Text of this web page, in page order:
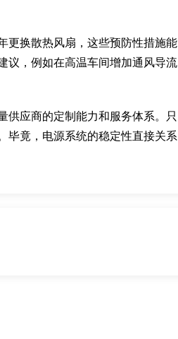
更换散热风扇，这些预防性措施能
议，例如在高温车间增加通风导流
供应商的定制能力和服务体系。只
毕竟，电源系统的稳定性直接关系